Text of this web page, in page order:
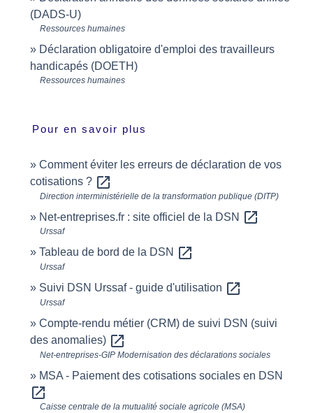
(DADS-U)
Ressources humaines
Déclaration obligatoire d'emploi des travailleurs
handicapés (DOETH)
Ressources humaines
Pour en savoir plus
Comment éviter les erreurs de déclaration de vos
cotisations ? open_in_new
Direction interministérielle de la transformation publique (DITP)
Net-entreprises.fr : site officiel de la DSN open_in_new
Urssaf
Tableau de bord de la DSN open_in_new
Urssaf
Suivi DSN Urssaf - guide d'utilisation open_in_new
Urssaf
Compte-rendu métier (CRM) de suivi DSN (suivi
des anomalies) open_in_new
Net-entreprises-GIP Modernisation des déclarations sociales
MSA - Paiement des cotisations sociales en DSN
open_in_new
Caisse centrale de la mutualité sociale agricole (MSA)